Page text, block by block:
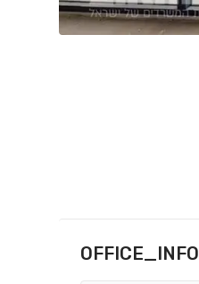
OFFICE_INFO